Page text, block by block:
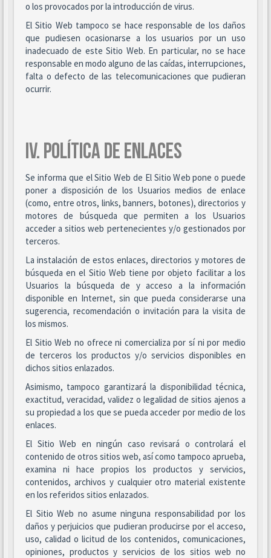
o los provocados por la introducción de virus.
El Sitio Web tampoco se hace responsable de los daños
que pudiesen ocasionarse a los usuarios por un uso
inadecuado de este Sitio Web. En particular, no se hace
responsable en modo alguno de las caídas, interrupciones,
falta o defecto de las telecomunicaciones que pudieran
ocurrir.
IV. POLÍTICA DE ENLACES
Se informa que el Sitio Web de El Sitio Web pone o puede
poner a disposición de los Usuarios medios de enlace
(como, entre otros, links, banners, botones), directorios y
motores de búsqueda que permiten a los Usuarios
acceder a sitios web pertenecientes y/o gestionados por
terceros.
La instalación de estos enlaces, directorios y motores de
búsqueda en el Sitio Web tiene por objeto facilitar a los
Usuarios la búsqueda de y acceso a la información
disponible en Internet, sin que pueda considerarse una
sugerencia, recomendación o invitación para la visita de
los mismos.
El Sitio Web no ofrece ni comercializa por sí ni por medio
de terceros los productos y/o servicios disponibles en
dichos sitios enlazados.
Asimismo, tampoco garantizará la disponibilidad técnica,
exactitud, veracidad, validez o legalidad de sitios ajenos a
su propiedad a los que se pueda acceder por medio de los
enlaces.
El Sitio Web en ningún caso revisará o controlará el
contenido de otros sitios web, así como tampoco aprueba,
examina ni hace propios los productos y servicios,
contenidos, archivos y cualquier otro material existente
en los referidos sitios enlazados.
El Sitio Web no asume ninguna responsabilidad por los
daños y perjuicios que pudieran producirse por el acceso,
uso, calidad o licitud de los contenidos, comunicaciones,
opiniones, productos y servicios de los sitios web no